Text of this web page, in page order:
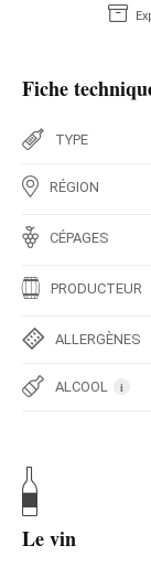
Fiche
TYPE
RÉGION
CÉPAGES
PRODUCTEUR
ALLERGÈNES
ALCOOL i
Le vin